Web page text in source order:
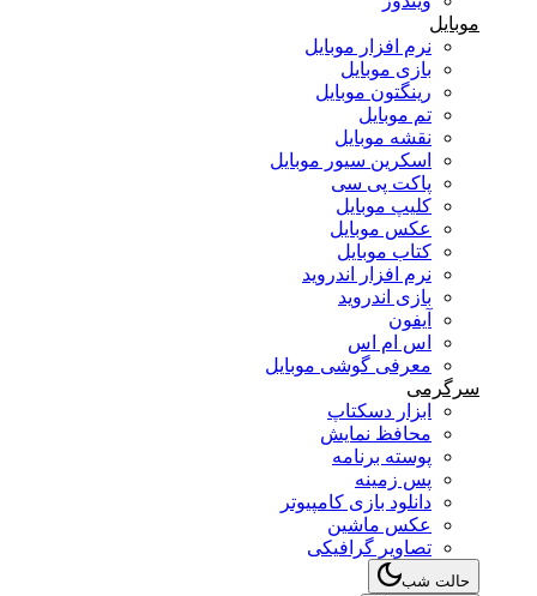
موبایل
نرم افزار موبایل
بازی موبایل
رینگتون موبایل
تم موبایل
نقشه موبایل
اسکرین سیور موبایل
پاکت پی سی
کلیپ موبایل
عکس موبایل
کتاب موبایل
نرم افزار اندروید
بازی اندروید
آیفون
اس ام اس
معرفی گوشی موبایل
سرگرمی
ابزار دسکتاپ
محافظ نمایش
پوسته برنامه
پس زمینه
دانلود بازی کامپیوتر
عکس ماشین
تصاویر گرافیکی
حالت شب